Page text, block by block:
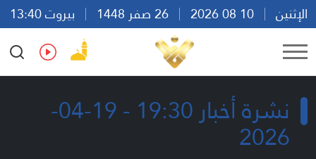
الإثنين
بيروت 13:40
Ar
En Fr Es
نشرة أخبار 19:30 - 19-04-
2026